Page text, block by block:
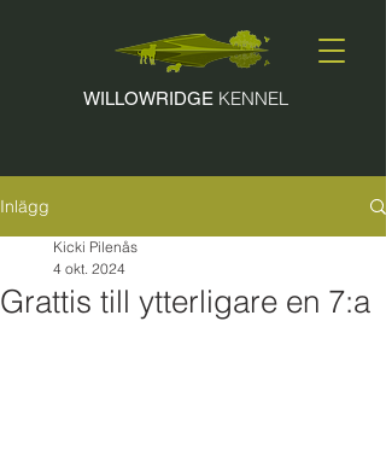
WILLOWRIDGE KENNEL
Inlägg
Grattis till ytterligare en 7:a
Kicki Pilenås
4 okt. 2024